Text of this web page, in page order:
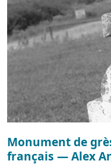
Monument de
français — Alex